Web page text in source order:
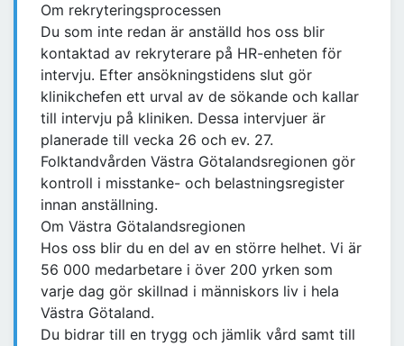
Om rekryteringsprocessen
Du som inte redan är anställd hos oss blir
kontaktad av rekryterare på HR-enheten för
intervju. Efter ansökningstidens slut gör
klinikchefen ett urval av de sökande och kallar
till intervju på kliniken. Dessa intervjuer är
planerade till vecka 26 och ev. 27.
Folktandvården Västra Götalandsregionen gör
kontroll i misstanke- och belastningsregister
innan anställning.
Om Västra Götalandsregionen
Hos oss blir du en del av en större helhet. Vi är
56 000 medarbetare i över 200 yrken som
varje dag gör skillnad i människors liv i hela
Västra Götaland.
Du bidrar till en trygg och jämlik vård samt till